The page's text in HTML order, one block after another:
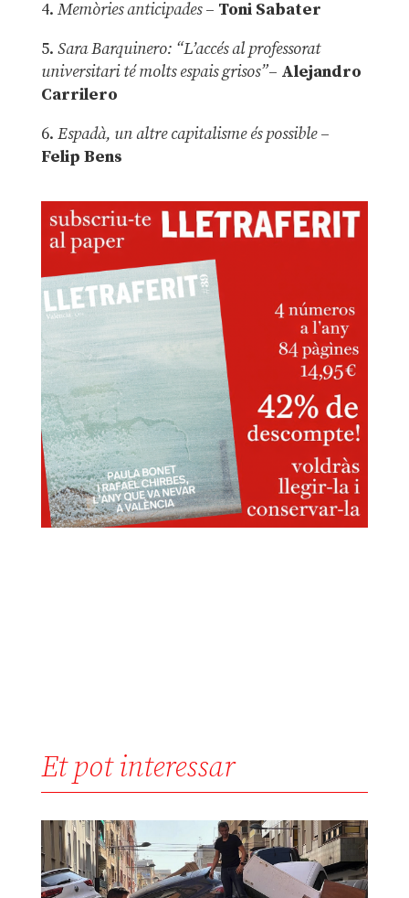
4. Memòries anticipades– Toni Sabater
5. Sara Barquinero: “L’accés al professorat
universitari té molts espais grisos”– Alejandro
Carrilero
6. Espadà, un altre capitalisme és possible –
Felip Bens
Et pot interessar